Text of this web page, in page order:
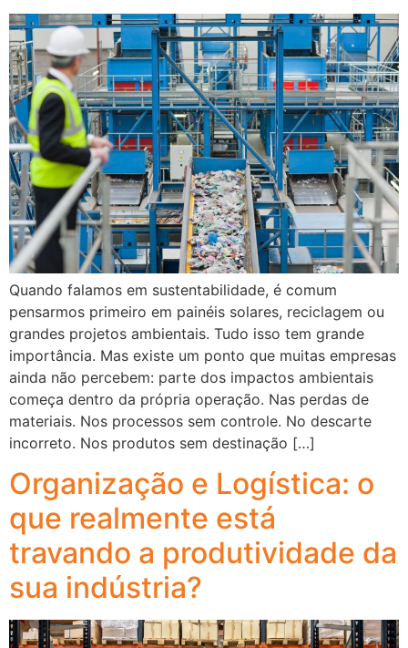
Quando falamos em sustentabilidade, é comum
pensarmos primeiro em painéis solares, reciclagem ou
grandes projetos ambientais. Tudo isso tem grande
importância. Mas existe um ponto que muitas empresas
ainda não percebem: parte dos impactos ambientais
começa dentro da própria operação. Nas perdas de
materiais. Nos processos sem controle. No descarte
incorreto. Nos produtos sem destinação […]
Organização e Logística: o
que realmente está
travando a produtividade da
sua indústria?